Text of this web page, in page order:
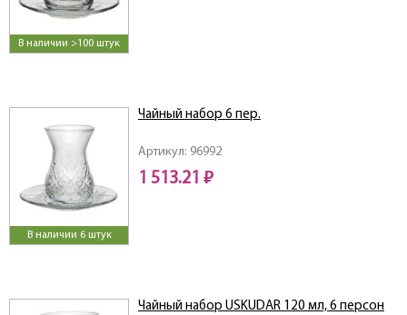
В наличии >100 штук
В наличии 6 штук
Артикул: 96992
Чайный набор 6 пер.
1 513.21 ₽
Чайный набор USKUDAR 120 мл, 6 персон